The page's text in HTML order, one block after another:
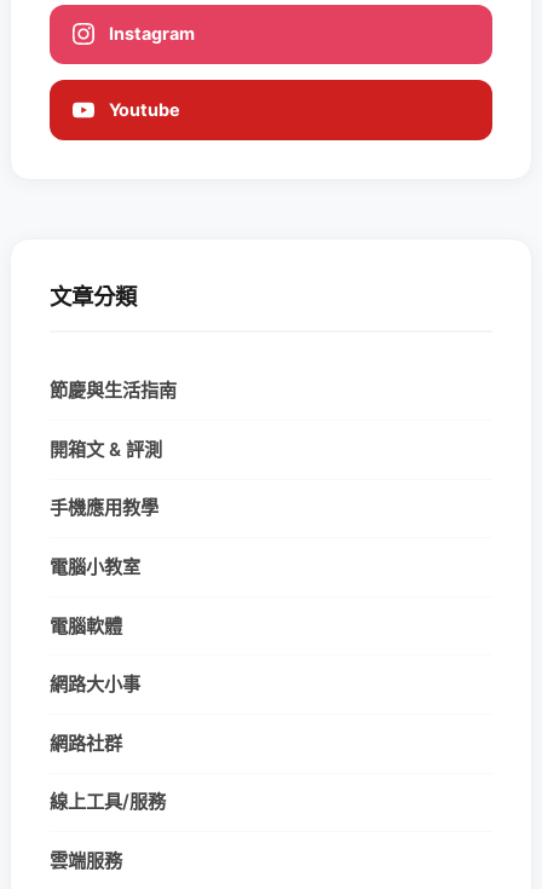
Instagram
Youtube
文章分類
節慶與生活指南
開箱文 & 評測
手機應用教學
電腦小教室
電腦軟體
網路大小事
網路社群
線上工具/服務
雲端服務